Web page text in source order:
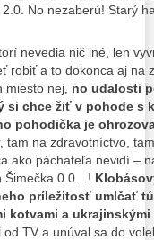
No nezaberú! Starý
nevedia nič iné, len
robiť a to dokonca aj na
nej, no udalosti
si chce žiť v pohode s
pohodička je
tam na zdravotníctvo,
ako páchateľa nevidí –
Šimečka 0.0…!
príležitosť umlčať
kotvami a
TV a unúval sa do